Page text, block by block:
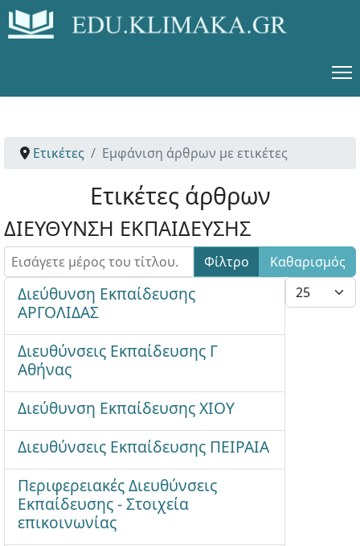
Ετικέτες Εμφάνιση άρθρων με ετικέτες
Ετικέτες άρθρων
ΔΙΕΥΘΥΝΣΗ ΕΚΠΑΙΔΕΥΣΗΣ
Εισάγετε μέρος του τίτλου. Φίλτρο
Καθαρισμός
Εμφάνιση #
Διεύθυνση Εκπαίδευσης
ΑΡΓΟΛΙΔΑΣ
Διευθύνσεις Εκπαίδευσης Γ
Αθήνας
Διεύθυνση Εκπαίδευσης ΧΙΟΥ
Διευθύνσεις Εκπαίδευσης ΠΕΙΡΑΙΑ
Περιφερειακές Διευθύνσεις
Εκπαίδευσης - Στοιχεία
επικοινωνίας